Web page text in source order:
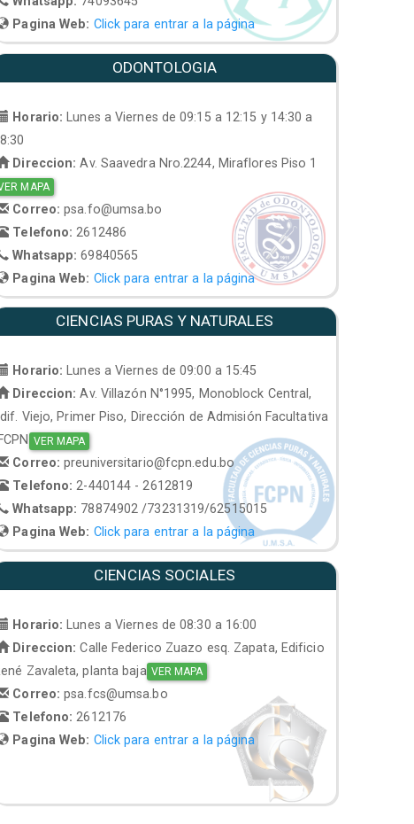
Pagina Web: Click para entrar a la página
ODONTOLOGIA
Horario:
Lunes a Viernes de 09:15 a 12:15 y 14:30 a
Direccion: Av. Saavedra Nro.2244, Miraflores Piso 1
MAPA
Correo:psa.fo@umsa.bo
Telefono: 2612486
Whatsapp:69840565
Pagina Web: Click para entrar a la página
CIENCIAS PURAS Y NATURALES
Horario: Lunes a Viernes de 09:00 a 15:45
Direccion: Av. Villazón N°1995, Monoblock Central,
Viejo, Primer Piso, Dirección de Admisión Facultativa
VER MAPA
Correo:preuniversitario@fcpn.edu.bo
Telefono:2-440144 - 2612819
Whatsapp: 78874902 /73231319/62515015
Pagina Web: Click para entrar a la página
CIENCIAS SOCIALES
Horario:
Lunes a Viernes de 08:30 a 16:00
Direccion: Calle Federico Zuazo esq. Zapata, Edificio
Zavaleta, planta baja VER MAPA
Correo:psa.fcs@umsa.bo
Telefono: 2612176
Pagina Web: Click para entrar a la página